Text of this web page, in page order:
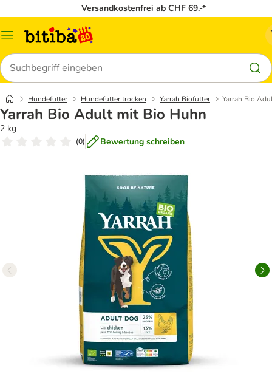
Versandkostenfrei ab CHF 69.-*
Menü
Suchen
Hundefutter Hundefutter trocken Yarrah Biofutter Yarrah Bio
Yarrah Bio Adult mit Bio Huhn
2 kg
(0) Bewertung schreiben